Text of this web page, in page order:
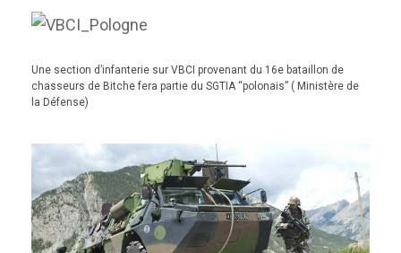
Une section d’infanterie sur VBCI provenant du 16e bataillon de
chasseurs de Bitche fera partie du SGTIA “polonais” ( Ministère de
la Défense)